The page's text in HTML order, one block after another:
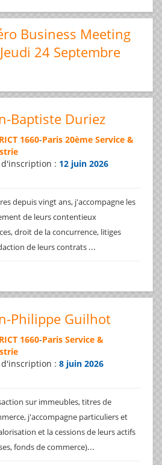
Business Meeting
24 Septembre
Baptiste Duriez
1660-Paris 20ème Service &
d'inscription : 12 juin 2026
depuis vingt ans, j'accompagne les
de leurs contentieux
droit de la concurrence, litiges
de leurs contrats ...
Philippe Guilhot
1660-Paris Service &
d'inscription : 8 juin 2026
sur immeubles, titres de
j'accompagne particuliers et
et la cessions de leurs actifs
fonds de commerce)...